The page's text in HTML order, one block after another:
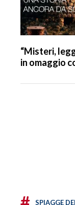
“Misteri,
in omaggio
SPIAGGE